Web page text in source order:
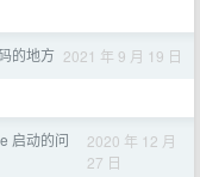
的地方 2021 年 9 月 19 日
启动的问
2020 年 12 月
27 日